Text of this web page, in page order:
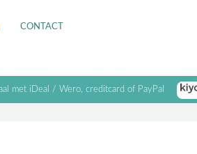
CONTACT
met iDeal / Wero, creditcard of PayPal